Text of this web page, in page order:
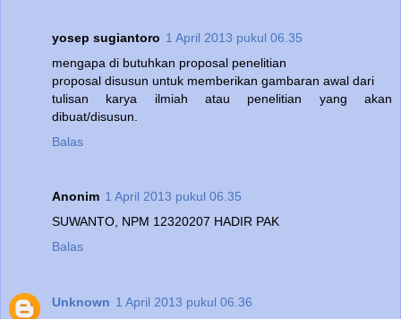
yosep sugiantoro 1 April 2013 pukul 06.35
mengapa di butuhkan proposal penelitian
proposal disusun untuk memberikan gambaran awal dari
tulisan karya ilmiah atau penelitian yang akan
dibuat/disusun.
Balas
Anonim 1 April 2013 pukul 06.35
SUWANTO, NPM 12320207 HADIR PAK
Balas
Unknown 1 April 2013 pukul 06.36